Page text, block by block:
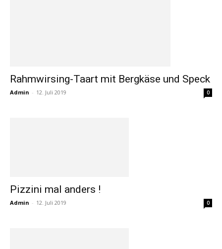
Rahmwirsing-Taart mit Bergkäse und Speck
Admin - 12. Juli 2019 0
Pizzini mal anders !
Admin - 12. Juli 2019 0